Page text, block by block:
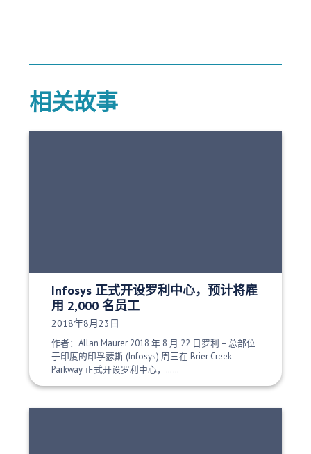
相关故事
Infosys 正式开设罗利中心，预计将雇
用 2,000 名员工
发布日期：
2018年8月23日
作者：Allan Maurer 2018 年 8 月 22 日罗利 – 总部位
于印度的印孚瑟斯 (Infosys) 周三在 Brier Creek
Parkway 正式开设罗利中心，……